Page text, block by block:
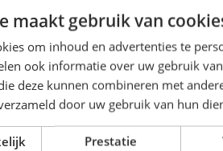
Beierse stijl.
kleurcombinatie
voor een
avond feesten
maakt gebruik van
om inhoud en advertenties te
ook informatie over uw gebruik
deze kunnen combineren met
door uw gebruik van hun
Prestatie
Ontvang
Schrijf je nu in voor de
tot exclusieve
Voor- en achternaam